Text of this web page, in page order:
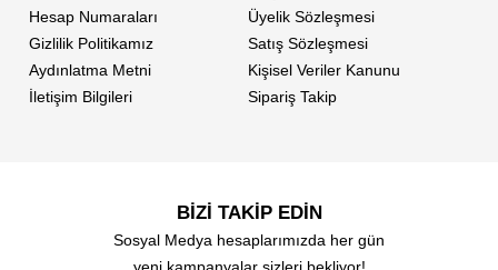
Hesap Numaraları
Gizlilik Politikamız
Aydınlatma Metni
İletişim Bilgileri
Üyelik Sözleşmesi
Satış Sözleşmesi
Kişisel Veriler Kanunu
Sipariş Takip
BİZİ TAKİP EDİN
Sosyal Medya hesaplarımızda her gün